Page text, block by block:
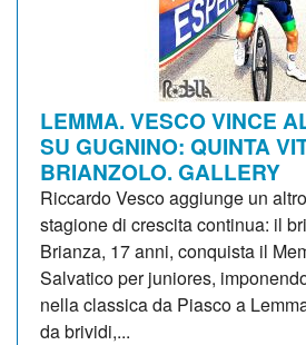
LEMMA. VESCO VINCE
SU GUGNINO: QUINTA
BRIANZOLO. GALLERY
Riccardo Vesco aggiunge un
stagione di crescita continua: il
Brianza, 17 anni, conquista il
Salvatico per juniores,
nella classica da Piasco a
da brividi,...